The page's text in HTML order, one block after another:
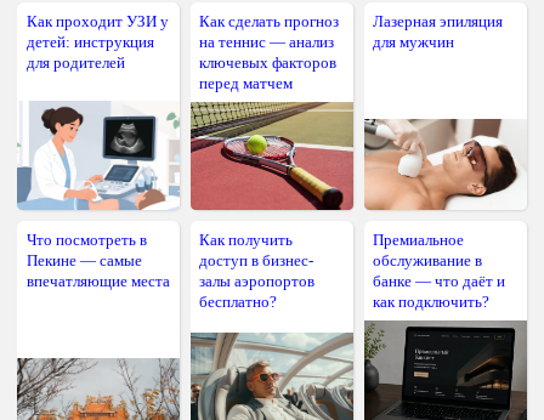
Как проходит УЗИ у
детей: инструкция
для родителей
Как сделать прогноз
на теннис — анализ
ключевых факторов
перед матчем
Лазерная эпиляция
для мужчин
Что посмотреть в
Пекине — самые
впечатляющие места
Как получить
доступ в бизнес-
залы аэропортов
бесплатно?
Премиальное
обслуживание в
банке — что даёт и
как подключить?